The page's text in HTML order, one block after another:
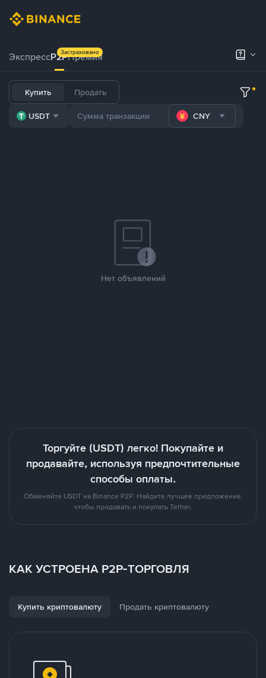
ЭкспрессP2PПремия
Застраховано
Купить Продать
USDT CNY
Нет объявлений
Торгуйте (USDT) легко! Покупайте и
продавайте, используя предпочтительные
способы оплаты.
Обменяйте USDT на Binance P2P. Найдите лучшее предложение,
чтобы продавать и покупать Tether.
КАК УСТРОЕНА P2P-ТОРГОВЛЯ
Купить криптовалюту Продать криптовалюту